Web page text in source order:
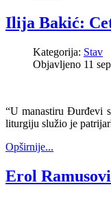
Ilija Bakić:
Kategorija: Stav
Objavljeno 11
“U manastiru Đurđevi
liturgiju služio je
Opširnije...
Erol